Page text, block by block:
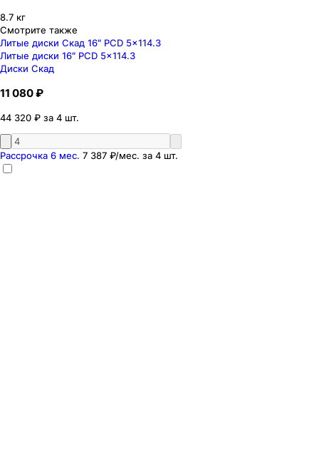
8.7 кг
Смотрите также
Литые диски Скад 16″ PCD 5x114.3
Литые диски 16″ PCD 5x114.3
Диски Скад
11 080 ₽
44 320 ₽ за 4 шт.
Рассрочка 6 мес. 7 387 ₽/мес. за 4 шт.